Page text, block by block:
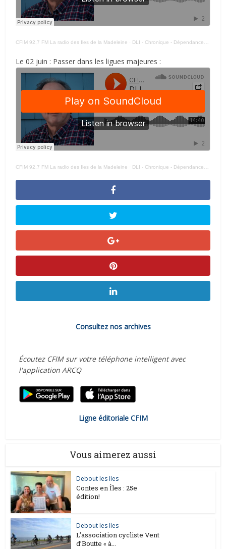
CFIM 92,7 FM La radio des Iles de la Madeleine · DLI - Chronique - Dépendance + 190526 -
Le 02 juin : Passer dans les ligues majeures :
CFIM 92,7 FM La radio des Iles de la Madeleine · DLI - Chronique - Dépendance + 020626 -
Consultez nos archives
Écoutez CFIM sur votre téléphone intelligent avec
l'application ARCQ
Ligne éditoriale CFIM
Vous aimerez aussi
Debout les Iles
Contes en Îles : 25e
édition!
Debout les Iles
L’association cycliste Vent
d’Boutte « à...